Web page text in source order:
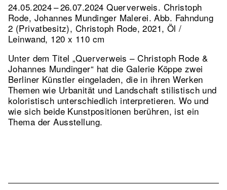
24.05.2024 – 26.07.2024 Querverweis. Christoph
Rode, Johannes Mundinger Malerei.Abb. Fahndung
2 (Privatbesitz), Christoph Rode, 2021, Öl /
Leinwand, 120 x 110 cm
Unter dem Titel „Querverweis – Christoph Rode &
Johannes Mundinger“ hat die Galerie Köppe zwei
Berliner Künstler eingeladen, die in ihren Werken
Themen wie Urbanität und Landschaft stilistisch und
koloristisch unterschiedlich interpretieren. Wo und
wie sich beide Kunstpositionen berühren, ist ein
Thema der Ausstellung.